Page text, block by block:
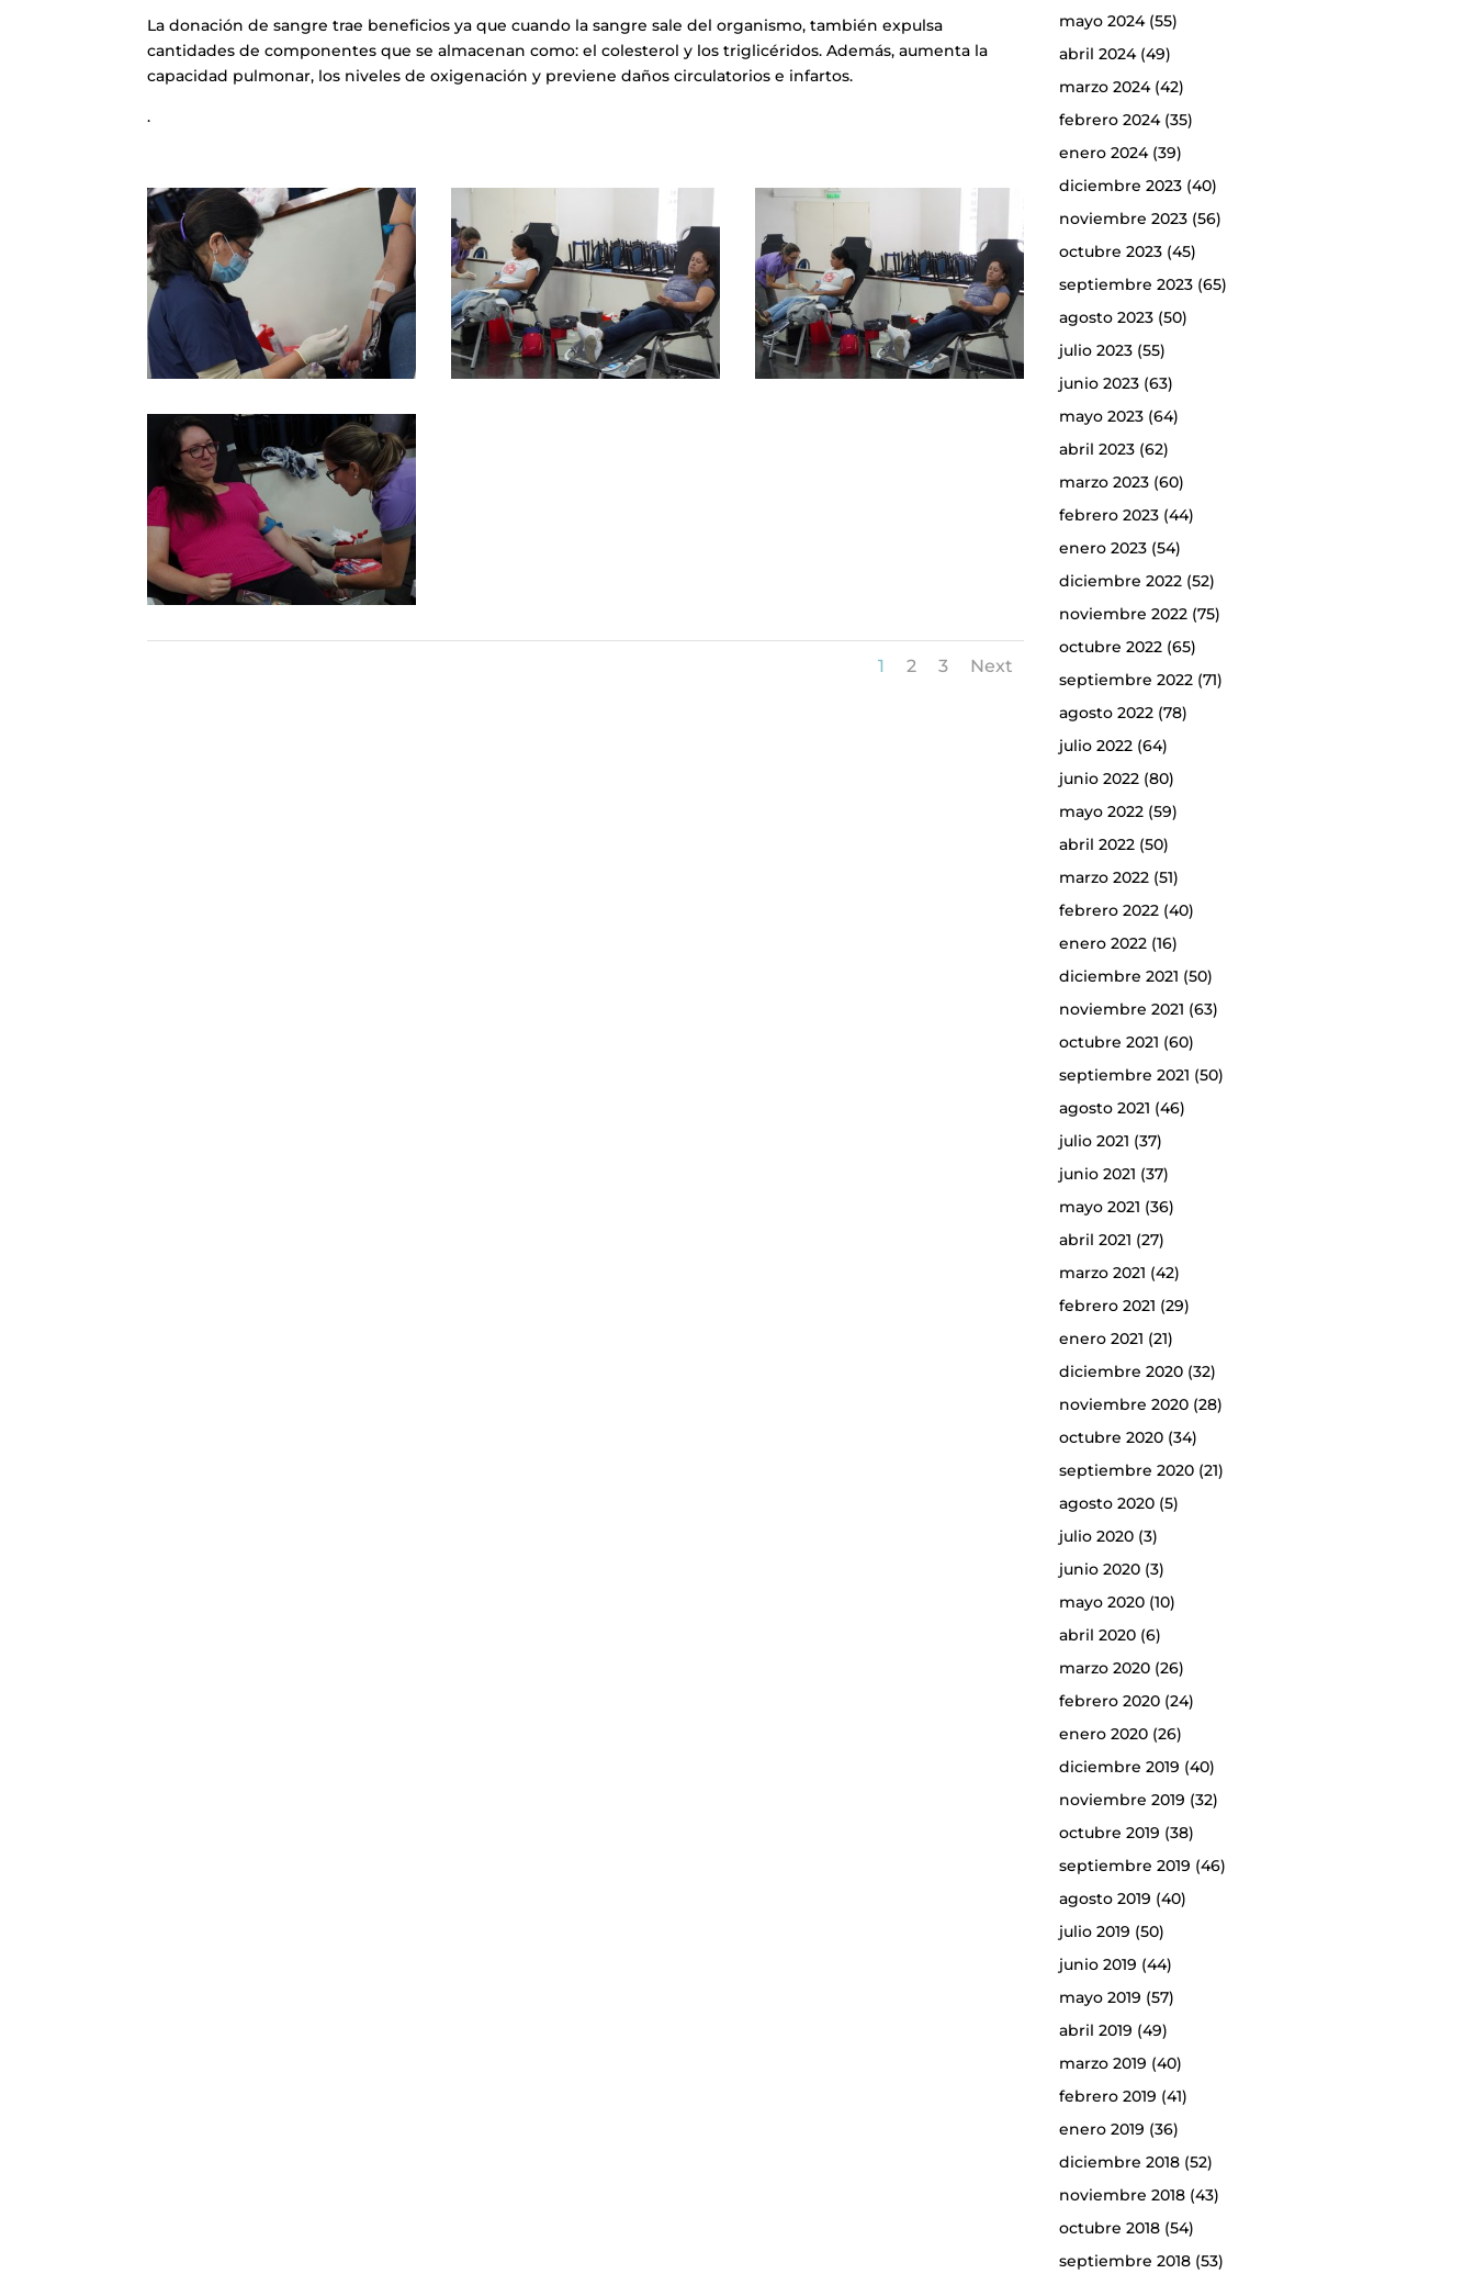
La donación de sangre trae beneficios ya que cuando la sangre sale del organismo, también expulsa
cantidades de componentes que se almacenan como: el colesterol y los triglicéridos. Además, aumenta la
capacidad pulmonar, los niveles de oxigenación y previene daños circulatorios e infartos.
.
1 2 3 Next
mayo 2024(55)
abril 2024(49)
marzo 2024(42)
febrero 2024(35)
enero 2024(39)
diciembre 2023(40)
noviembre 2023(56)
octubre 2023(45)
septiembre 2023(65)
agosto 2023(50)
julio 2023(55)
junio 2023(63)
mayo 2023(64)
abril 2023(62)
marzo 2023(60)
febrero 2023(44)
enero 2023(54)
diciembre 2022(52)
noviembre 2022(75)
octubre 2022(65)
septiembre 2022(71)
agosto 2022(78)
julio 2022(64)
junio 2022(80)
mayo 2022(59)
abril 2022(50)
marzo 2022(51)
febrero 2022(40)
enero 2022(16)
diciembre 2021 (50)
noviembre 2021 (63)
octubre 2021 (60)
septiembre 2021 (50)
agosto 2021 (46)
julio 2021 (37)
junio 2021 (37)
mayo 2021 (36)
abril 2021 (27)
marzo 2021 (42)
febrero 2021 (29)
enero 2021 (21)
diciembre 2020(32)
noviembre 2020(28)
octubre 2020(34)
septiembre 2020(21)
agosto 2020(5)
julio 2020(3)
junio 2020(3)
mayo 2020(10)
abril 2020(6)
marzo 2020(26)
febrero 2020(24)
enero 2020(26)
diciembre 2019 (40)
noviembre 2019 (32)
octubre 2019 (38)
septiembre 2019 (46)
agosto 2019 (40)
julio 2019 (50)
junio 2019 (44)
mayo 2019 (57)
abril 2019 (49)
marzo 2019 (40)
febrero 2019 (41)
enero 2019 (36)
diciembre 2018(52)
noviembre 2018(43)
octubre 2018(54)
septiembre 2018(53)